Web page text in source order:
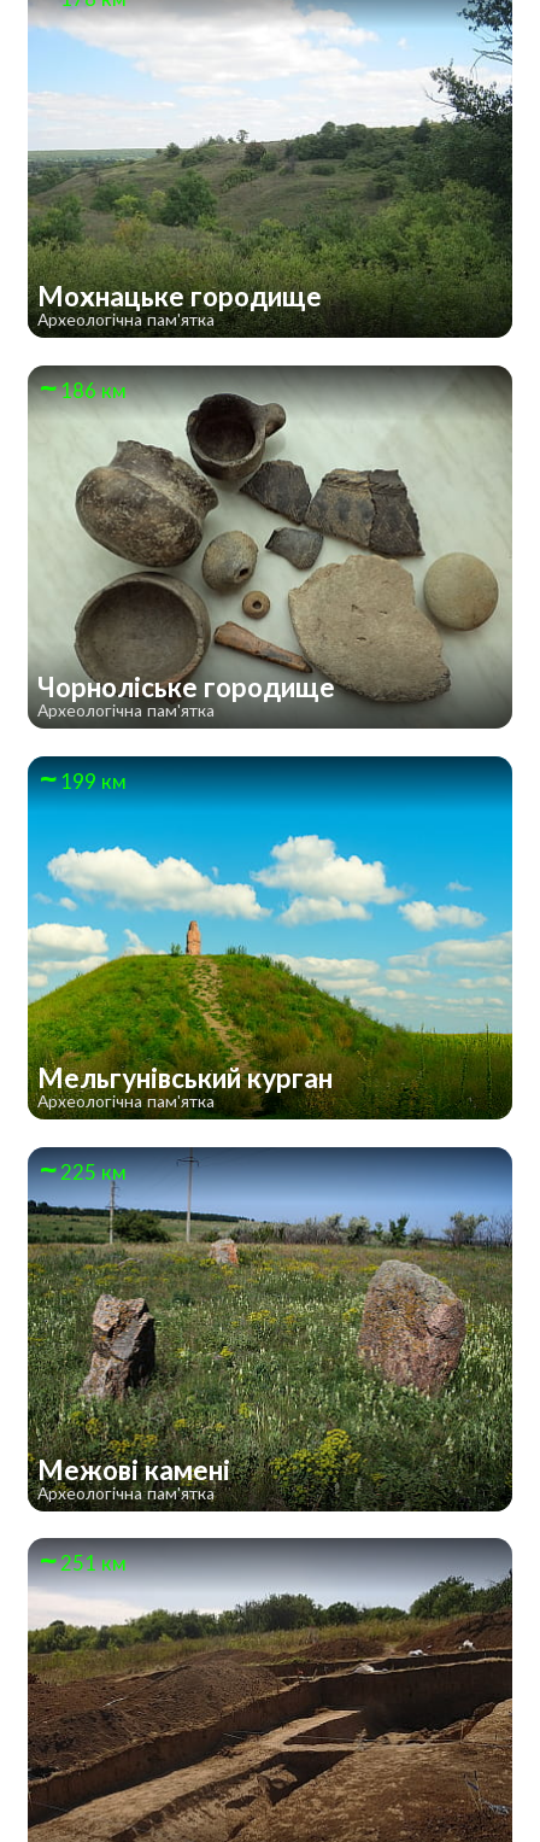
Мохнацьке городище
Археологічна пам'ятка
186 км
Чорноліське городище
Археологічна пам'ятка
199 км
Мельгунівський курган
Археологічна пам'ятка
225 км
Межові камені
Археологічна пам'ятка
251 км